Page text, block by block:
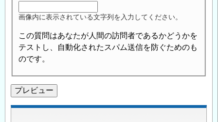
画像内に表示されている文字列を入力してください。
この質問はあなたが人間の訪問者であるかどうかを
テストし、自動化されたスパム送信を防ぐためのも
のです。